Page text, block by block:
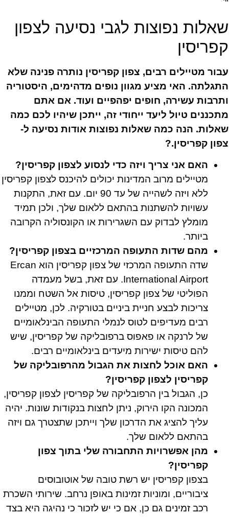
"`
שאלות נפוצות לגבי נסיעה לצפון
קפריסין
עבור מטיילים רבים, צפון קפריסין נותרה פנינה שלא
התגלתה. האי מציע מגוון נופים מדהימים, היסטוריה
ותרבות עשירה, חופים יפהפיים ועוד. אם אתם
מתכננים טיול ליעד ייחודי זה, ייתכן שיהיו לכם כמה
שאלות. הנה כמה שאלות נפוצות אודות נסיעה ל-
צפון קפריסין.?
האם אני צריך ויזה כדי לנסוע לצפון קפריסין?
מטיילים מרוב המדינות יכולים להיכנס לצפון קפריסין
ללא ויזה לשהייה של עד 90 יום. עם זאת, התקנות
עשויות להשתנות בהתאם ללאום שלך, ולכן תמיד
מומלץ לבדוק עם השגרירות או הקונסוליה הקרובה
ביותר.
מהם שדות התעופה המרכזיים בצפון קפריסין?
שדה התעופה המרכזי של צפון קפריסין הוא Ercan
International Airport. עם זאת, בשל מעמדה
הפוליטי של צפון קפריסין, טיסות אל השטח וממנו
צריכות לבצע חניית ביניים בטורקיה. לכן, מטיילים
רבים מעדיפים לטוס לנמלי התעופה הבינלאומיים
של לרנקה או פאפוס ברפובליקה של קפריסין, שיש
להם טיסות ישירות מיעדים בינלאומיים רבים.
האם אוכל לחצות את הגבול מהרפובליקה של
קפריסין לצפון קפריסין?
כן, הגבול בין הרפובליקה של קפריסין לצפון קפריסין,
המכונה הקו הירוק, ניתן לחצות בנקודות שונות. יהיה
עליך להציג את הדרכון שלך וייתכן שתצטרך גם ויזה
בהתאם ללאום שלך.
מהן אפשרויות התחבורה שלי בתוך צפון
קפריסין?
בצפון קפריסין יש רשת טובה של אוטובוסים
ציבוריים, ומוניות זמינות באופן נרחב. שירותי השכרת
רכב זמינים גם כן, אם כי יש לזכור כי נהיגה היא בצד